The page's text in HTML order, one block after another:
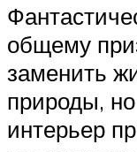
общему
заменить
природы,
интерьер